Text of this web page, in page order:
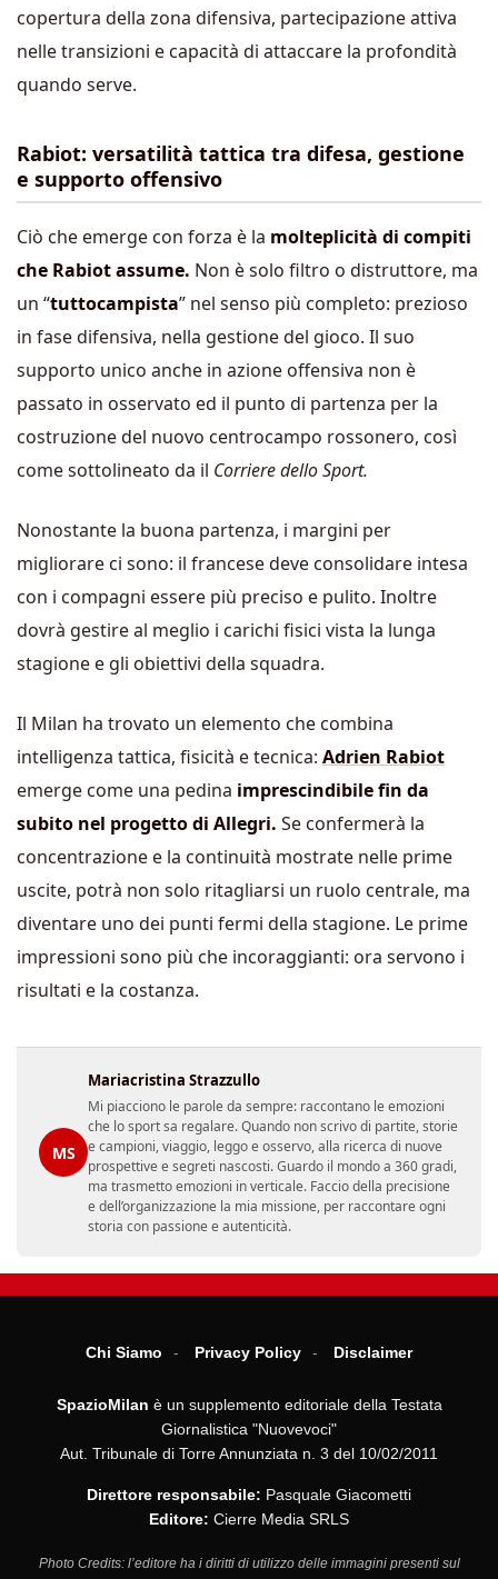
copertura della zona difensiva, partecipazione attiva
nelle transizioni e capacità di attaccare la profondità
quando serve.
Rabiot: versatilità tattica tra difesa, gestione
e supporto offensivo
Ciò che emerge con forza è la molteplicità di compiti
che Rabiot assume. Non è solo filtro o distruttore, ma
un “tuttocampista” nel senso più completo: prezioso
in fase difensiva, nella gestione del gioco. Il suo
supporto unico anche in azione offensiva non è
passato in osservato ed il punto di partenza per la
costruzione del nuovo centrocampo rossonero, così
come sottolineato da il Corriere dello Sport.
Nonostante la buona partenza, i margini per
migliorare ci sono: il francese deve consolidare intesa
con i compagni essere più preciso e pulito. Inoltre
dovrà gestire al meglio i carichi fisici vista la lunga
stagione e gli obiettivi della squadra.
Il Milan ha trovato un elemento che combina
intelligenza tattica, fisicità e tecnica: Adrien Rabiot
emerge come una pedina imprescindibile fin da
subito nel progetto di Allegri. Se confermerà la
concentrazione e la continuità mostrate nelle prime
uscite, potrà non solo ritagliarsi un ruolo centrale, ma
diventare uno dei punti fermi della stagione. Le prime
impressioni sono più che incoraggianti: ora servono i
risultati e la costanza.
MS
Mariacristina Strazzullo
Mi piacciono le parole da sempre: raccontano le emozioni
che lo sport sa regalare. Quando non scrivo di partite, storie
e campioni, viaggio, leggo e osservo, alla ricerca di nuove
prospettive e segreti nascosti. Guardo il mondo a 360 gradi,
ma trasmetto emozioni in verticale. Faccio della precisione
e dell’organizzazione la mia missione, per raccontare ogni
storia con passione e autenticità.
Chi Siamo Privacy Policy Disclaimer
SpazioMilan è un supplemento editoriale della Testata
Giornalistica "Nuovevoci"
Aut. Tribunale di Torre Annunziata n. 3 del 10/02/2011
Direttore responsabile: Pasquale Giacometti
Editore: Cierre Media SRLS
Photo Credits: l’editore ha i diritti di utilizzo delle immagini presenti sul